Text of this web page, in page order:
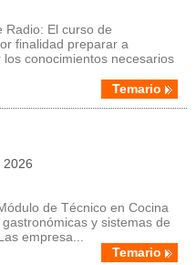
Radio: El curso de
finalidad preparar a
conocimientos necesarios
Temario
2026
de Técnico en Cocina
y sistemas de
empresa...
Temario